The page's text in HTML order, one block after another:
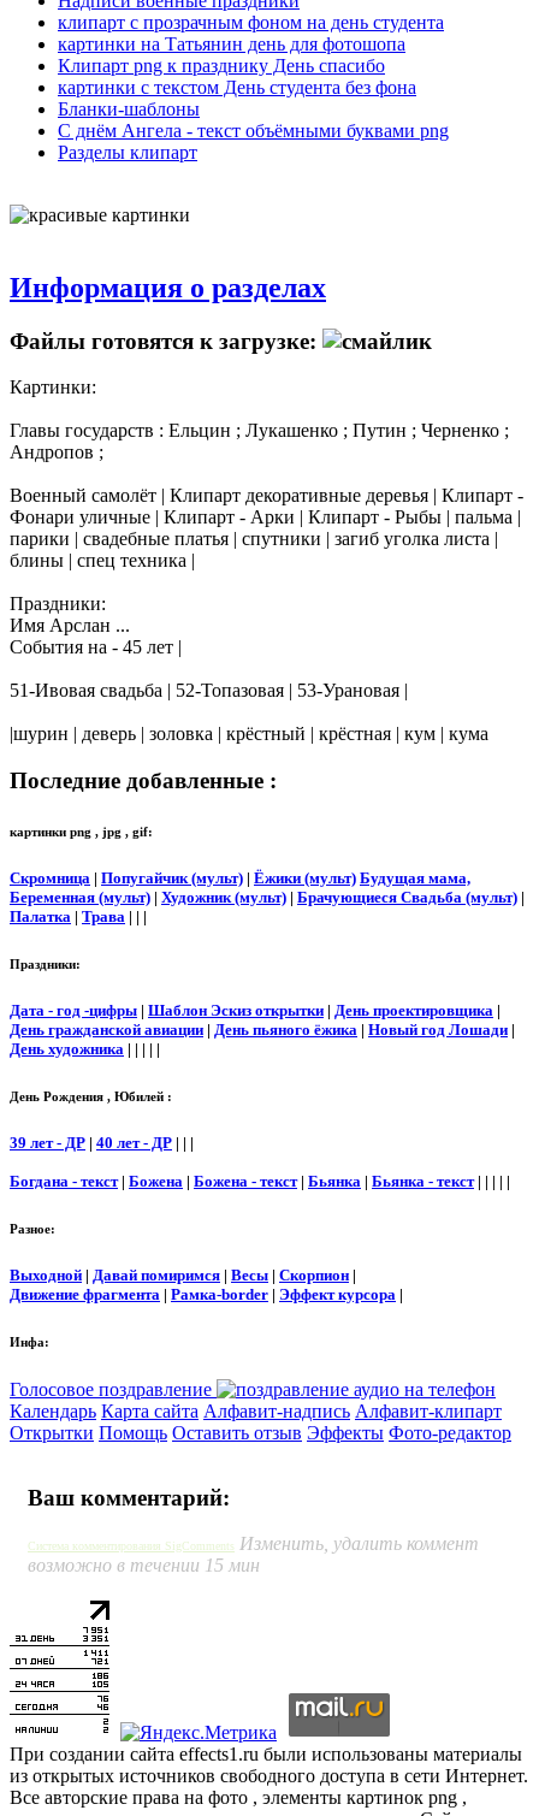
клипарт с прозрачным фоном на день студента
картинки на Татьянин день для фотошопа
Клипарт png к празднику День спасибо
картинки с текстом День студента без фона
Бланки-шаблоны
С днём Ангела - текст объёмными буквами png
Разделы клипарт
Информация о разделах
Файлы готовятся к загрузке:
Картинки:
Главы государств : Ельцин ; Лукашенко ; Путин ; Черненко ;
Андропов ;
Военный самолёт | Клипарт декоративные деревья | Клипарт -
Фонари уличные | Клипарт - Арки | Клипарт - Рыбы | пальма |
парики | свадебные платья | спутники | загиб уголка листа |
блины | спец техника |
Праздники:
Имя Арслан ...
События на - 45 лет |
51-Ивовая свадьба | 52-Топазовая | 53-Урановая |
|шурин | деверь | золовка | крёстный | крёстная | кум | кума
Последние добавленные :
картинки png , jpg , gif:
Скромница | Попугайчик (мульт) | Ёжики (мульт) Будущая мама,
Беременная (мульт) | Художник (мульт) | Брачующиеся Свадьба (мульт) |
Палатка | Трава | | |
Праздники:
Дата - год -цифры | Шаблон Эскиз открытки | День проектировщика |
День гражданской авиации | День пьяного ёжика | Новый год Лошади |
День художника | | | | |
День Рождения , Юбилей :
39 лет - ДР | 40 лет - ДР | | |
Богдана - текст| Божена | Божена - текст| Бьянка | Бьянка - текст| | | | |
Разное:
Выходной | Давай помиримся | Весы | Скорпион |
Движение фрагмента | Рамка-border | Эффект курсора |
Инфа:
Голосовое поздравление
Календарь Карта сайта Алфавит-надпись Алфавит-клипарт
Открытки Помощь Оставить отзыв Эффекты Фото-редактор
Ваш комментарий:
Система комментирования SigComments Изменить, удалить коммент
возможно в течении 15 мин
При создании сайта effects1.ru были использованы материалы
из открытых источников свободного доступа в сети Интернет.
Все авторские права на фото , элементы картинок png ,